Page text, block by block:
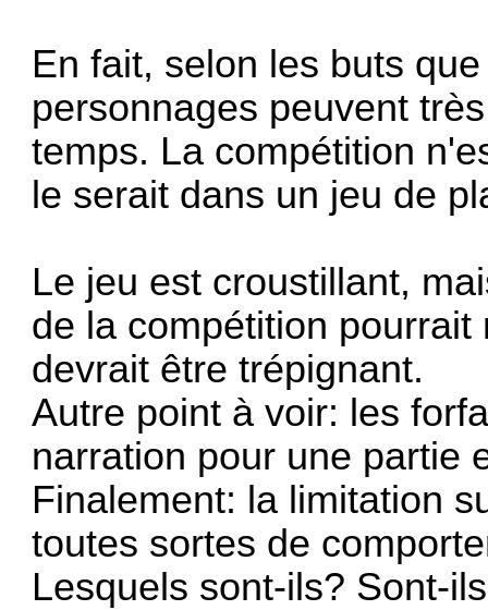
En fait, selon les buts
personnages peuvent
temps. La compétition
le serait dans un jeu de
Le jeu est croustillant,
de la compétition
devrait être trépignant.
Autre point à voir: les
narration pour une partie
Finalement: la limitation
toutes sortes de
Lesquels sont-ils? Sont-